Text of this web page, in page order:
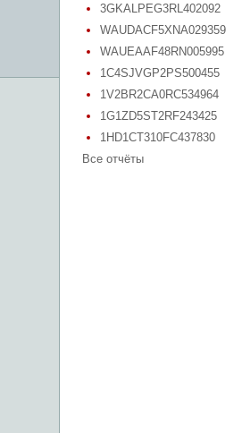
3GKALPEG3RL402092
WAUDACF5XNA029359
WAUEAAF48RN005995
1C4SJVGP2PS500455
1V2BR2CA0RC534964
1G1ZD5ST2RF243425
1HD1CT310FC437830
Все отчёты